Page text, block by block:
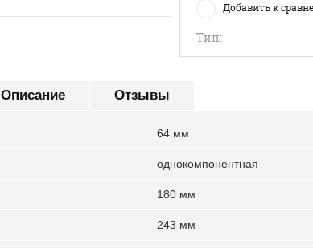
Добавить к
Тип:
Описание Отзывы
64 мм
однокомпонентная
180 мм
243 мм